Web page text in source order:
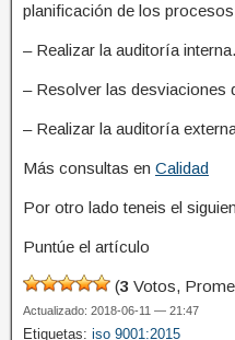
planificación de los
– Realizar la auditoría interna.
– Resolver las desviaciones
– Realizar la auditoría
Más consultas en Calidad
Por otro lado teneis el
Puntúe el artículo
(3 Votos,
Actualizado: 2018-06-11 — 21:47
Etiquetas: iso 9001:2015